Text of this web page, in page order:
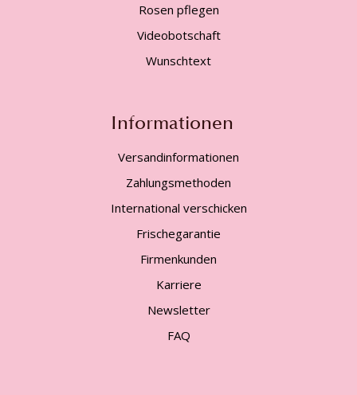
Rosen pflegen
Videobotschaft
Wunschtext
Informationen
Versandinformationen
Zahlungsmethoden
International verschicken
Frischegarantie
Firmenkunden
Karriere
Newsletter
FAQ